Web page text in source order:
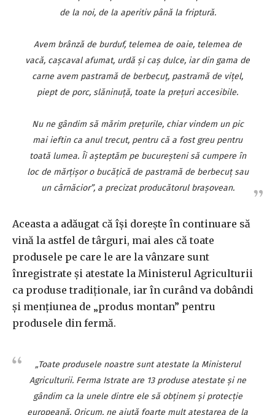
de la noi, de la aperitiv până la friptură.
Avem brânză de burduf, telemea de oaie, telemea de
vacă, caşcaval afumat, urdă şi caş dulce, iar din gama de
carne avem pastramă de berbecuţ, pastramă de viţel,
piept de porc, slăninuţă, toate la preţuri accesibile.
Nu ne gândim să mărim preţurile, chiar vindem un pic
mai ieftin ca anul trecut, pentru că a fost greu pentru
toată lumea. Îi aşteptăm pe bucureşteni să cumpere în
loc de mărţişor o bucăţică de pastramă de berbecuţ sau
un cârnăcior”, a precizat producătorul braşovean.
Aceasta a adăugat că îşi doreşte în continuare să
vină la astfel de târguri, mai ales că toate
produsele pe care le are la vânzare sunt
înregistrate şi atestate la Ministerul Agriculturii
ca produse tradiţionale, iar în curând va dobândi
şi menţiunea de „produs montan” pentru
produsele din fermă.
„Toate produsele noastre sunt atestate la Ministerul
Agriculturii. Ferma Istrate are 13 produse atestate şi ne
gândim ca la unele dintre ele să obţinem şi protecţie
europeană. Oricum, ne ajută foarte mult atestarea de la